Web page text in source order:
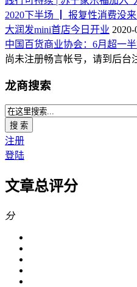
2020下半场 ┃ 报复性消费没
大润发mini首店今日开业 2020-
中国百货商业协会：6月超一
尚未注册畅言帐号，请到后台
龙商搜索
搜 索
注册
登陆
文章总评分
分